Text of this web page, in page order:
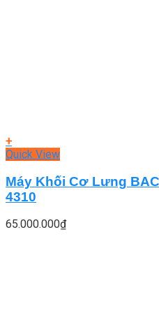
+
Quick View
Máy Khối Cơ Lưng
4310
65.000.000₫